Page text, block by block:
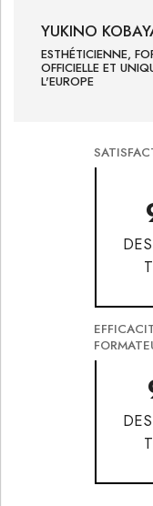
YUKINO
ESTHÉTICIENNE,
OFFICIELLE ET
L'EUROPE